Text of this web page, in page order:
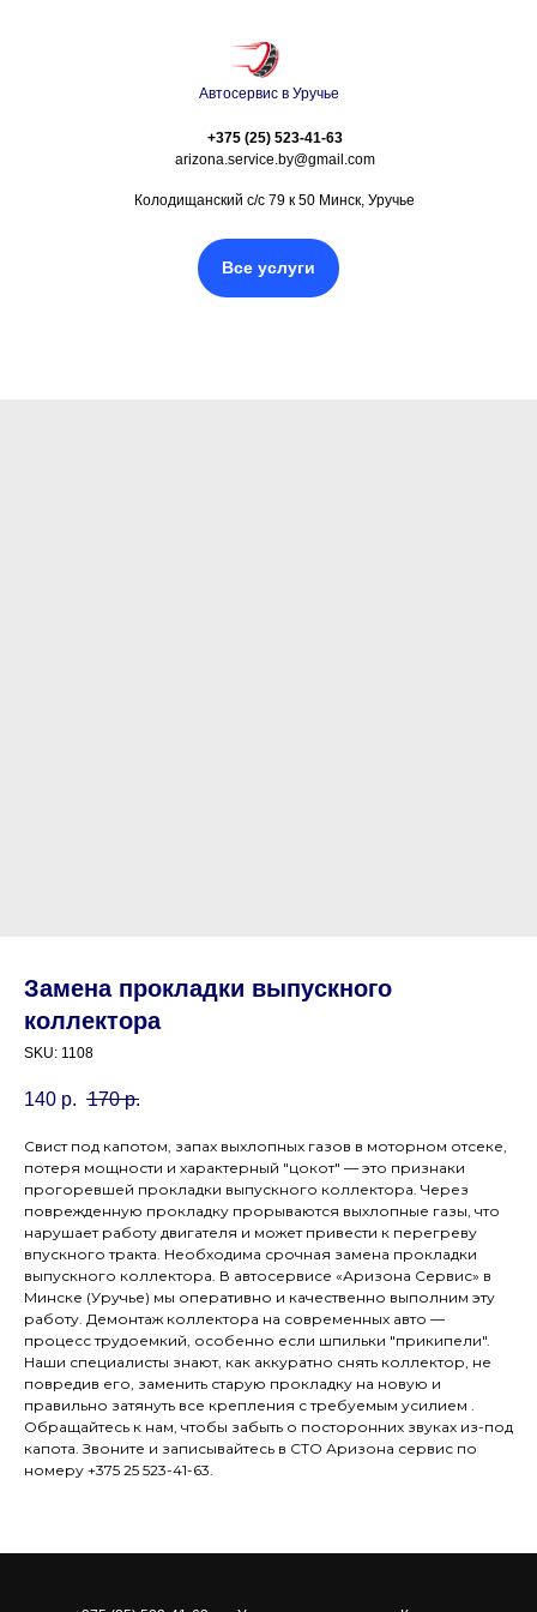
Автосервис в Уручье
+375 (25) 523-41-63
arizona.service.by@gmail.com
Колодищанский с/с 79 к 50 Минск, Уручье
Все услуги
Замена прокладки выпускного
коллектора
SKU: 1108
140 р. 170 р.
Свист под капотом, запах выхлопных газов в моторном отсеке,
потеря мощности и характерный "цокот" — это признаки
прогоревшей прокладки выпускного коллектора. Через
поврежденную прокладку прорываются выхлопные газы, что
нарушает работу двигателя и может привести к перегреву
впускного тракта. Необходима срочная замена прокладки
выпускного коллектора. В автосервисе «Аризона Сервис» в
Минске (Уручье) мы оперативно и качественно выполним эту
работу. Демонтаж коллектора на современных авто —
процесс трудоемкий, особенно если шпильки "прикипели".
Наши специалисты знают, как аккуратно снять коллектор, не
повредив его, заменить старую прокладку на новую и
правильно затянуть все крепления с требуемым усилием .
Обращайтесь к нам, чтобы забыть о посторонних звуках из-под
капота. Звоните и записывайтесь в СТО Аризона сервис по
номеру +375 25 523-41-63.